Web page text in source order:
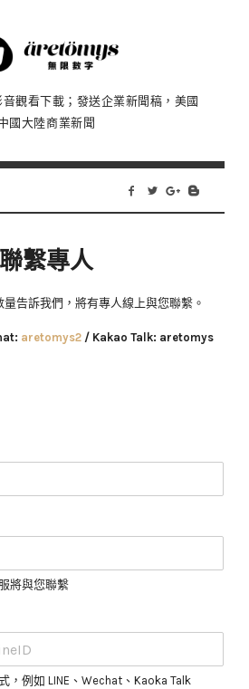
觀看下載；發送企業新聞稿，美國
國大陸商業新聞
聯繫專人
告訴我們，將有專人線上與您聯繫。
aretomys2 / Kakao Talk: aretomys
將與您聯繫
，例如 LINE、Wechat、Kaoka Talk